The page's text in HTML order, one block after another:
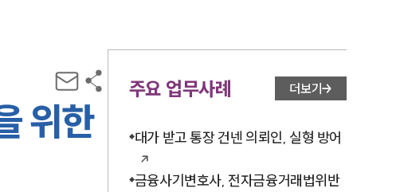
위한
주요 업무사례 더보기
대가 받고 통장 건넨 의뢰인, 실형 방어
금융사기변호사, 전자금융거래법위반